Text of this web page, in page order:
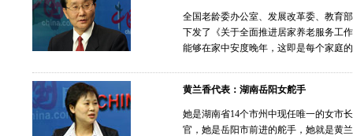
全国老龄委办公室、发展改革委、教育
下发了《关于全面推进居家养老服务工
能够在家中安度晚年，这即是每个家庭
黄兰香代表：湖南岳阳女舵手
她是湖南省14个市州中现任唯一的女市
官，她是岳阳市前进的舵手，她就是黄